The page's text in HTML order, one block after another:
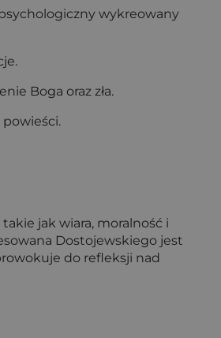
wykreowany
Boga oraz zła.
powieści.
jak wiara, moralność i
Dostojewskiego jest
do refleksji nad